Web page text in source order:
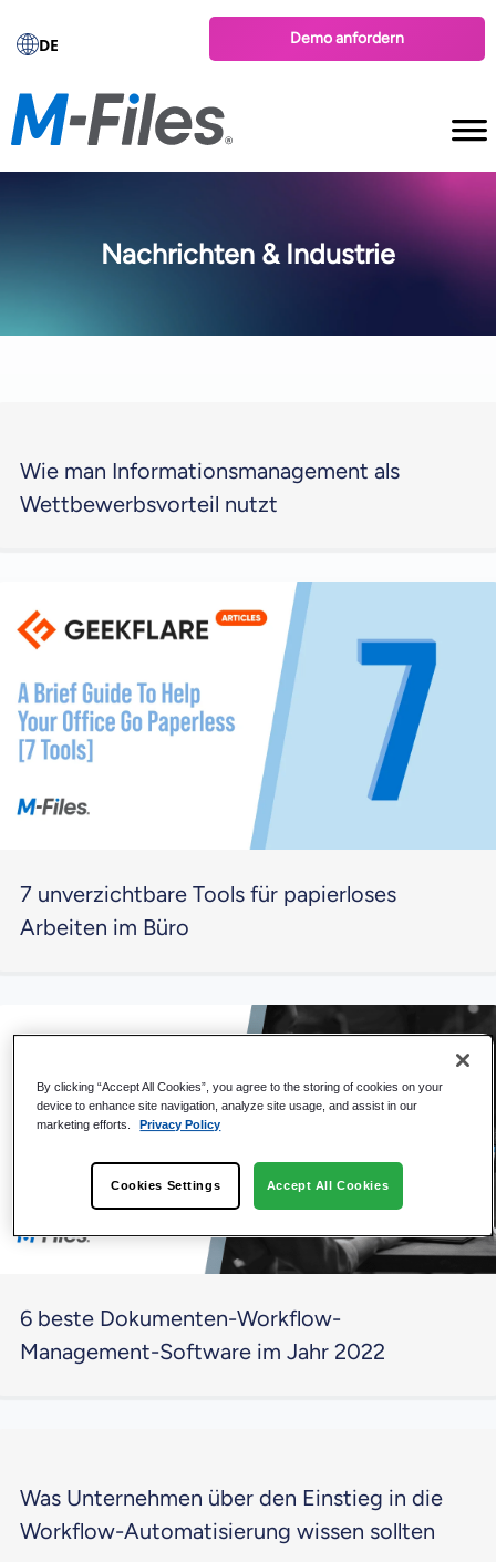
DE Demo anfordern
Nachrichten & Industrie
Wie man Informationsmanagement als
Wettbewerbsvorteil nutzt
7 unverzichtbare Tools für papierloses
Arbeiten im Büro
6 beste Dokumenten-Workflow-
Management-Software im Jahr 2022
Was Unternehmen über den Einstieg in die
Workflow-Automatisierung wissen sollten
By clicking “Accept All Cookies”, you agree to the storing of cookies on your
device to enhance site navigation, analyze site usage, and assist in our
marketing efforts.
Privacy Policy
Cookies Settings Accept All Cookies